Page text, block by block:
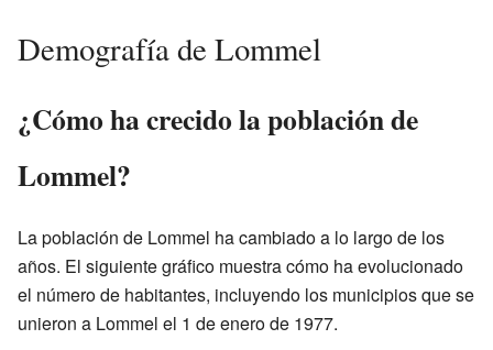
Demografía de Lommel
¿Cómo ha crecido la población de
Lommel?
La población de Lommel ha cambiado a lo largo de los
años. El siguiente gráfico muestra cómo ha evolucionado
el número de habitantes, incluyendo los municipios que se
unieron a Lommel el 1 de enero de 1977.